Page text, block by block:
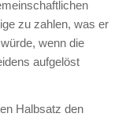
zu zahlen, was er
wenn die
aufgelöst
Halbsatz den